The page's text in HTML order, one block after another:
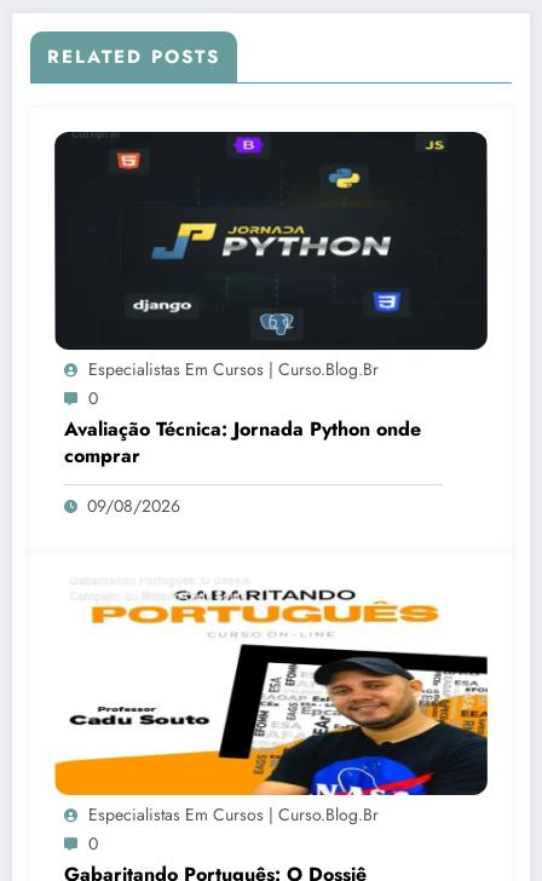
RELATED POSTS
Especialistas Em Cursos | Curso.blog.br
0
Avaliação Técnica: Jornada Python onde
comprar
09/08/2026
Especialistas Em Cursos | Curso.blog.br
0
Gabaritando Português: O Dossiê